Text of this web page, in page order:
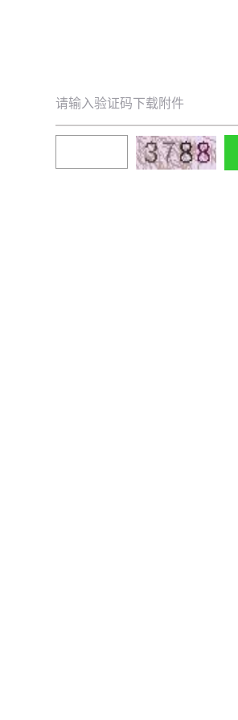
请输入验证码下载附件